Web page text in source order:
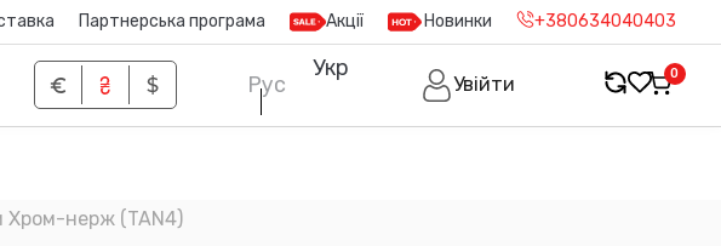
Партнерська програма Акції Новинки +380634040403
Рус
Укр
Увійти 0
Хром-нерж (TAN4)